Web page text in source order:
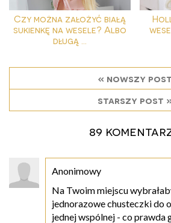
Czy można założyć białą
sukienkę na wesele? Albo
długą ...
« nowszy post
starszy post
89
Anonimowy
Na Twoim miejscu
jednorazowe chusteczki do
jednej wspólnej - co prawda